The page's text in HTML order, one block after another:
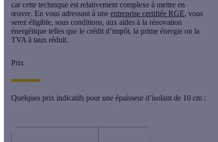
car cette technique est relativement complexe à mettre en
œuvre. En vous adressant à une entreprise certifiée RGE, vous
serez éligible, sous conditions, aux aides à la rénovation
énergétique telles que le crédit d’impôt, la prime énergie ou la
TVA à taux réduit.
Prix
Quelques prix indicatifs pour une épaisseur d’isolant de 10 cm :